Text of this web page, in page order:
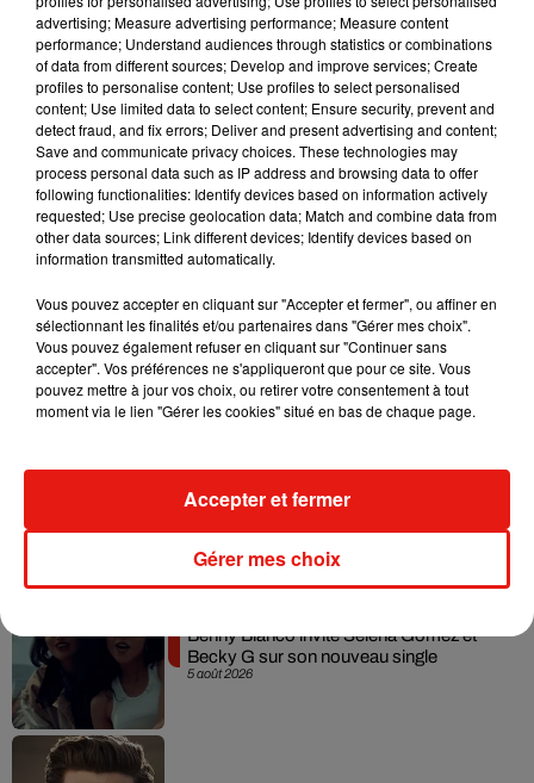
France.
5 août 2026
Benny Blanco invite Selena Gomez et
Becky G sur son nouveau single
advertising; Measure advertising performance; Measure content
performance; Understand audiences through statistics or combinations
of data from different sources; Develop and improve services; Create
profiles to personalise content; Use profiles to select personalised
content; Use limited data to select content; Ensure security, prevent and
detect fraud, and fix errors; Deliver and present advertising and content;
Save and communicate privacy choices. These technologies may
process personal data such as IP address and browsing data to offer
following functionalities: Identify devices based on information actively
requested; Use precise geolocation data; Match and combine data from
other data sources; Link different devices; Identify devices based on
information transmitted automatically.
Vous pouvez accepter en cliquant sur "Accepter et fermer", ou affiner en
sélectionnant les finalités et/ou partenaires dans "Gérer mes choix".
Vous pouvez également refuser en cliquant sur "Continuer sans
accepter". Vos préférences ne s'appliqueront que pour ce site. Vous
pouvez mettre à jour vos choix, ou retirer votre consentement à tout
moment via le lien "Gérer les cookies" situé en bas de chaque page.
Gérer mes choix
Accepter et fermer